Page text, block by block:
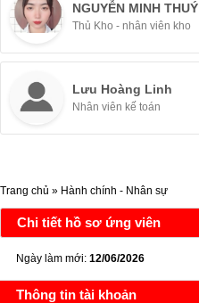
NGUYỄN MINH THUÝ
Thủ Kho - nhân viên kho
Lưu Hoàng Linh
Nhân viên kế toán
Trang chủ » Hành chính - Nhân sự
Chi tiết hồ sơ ứng viên
Ngày làm mới: 12/06/2026
Thông tin tài khoản